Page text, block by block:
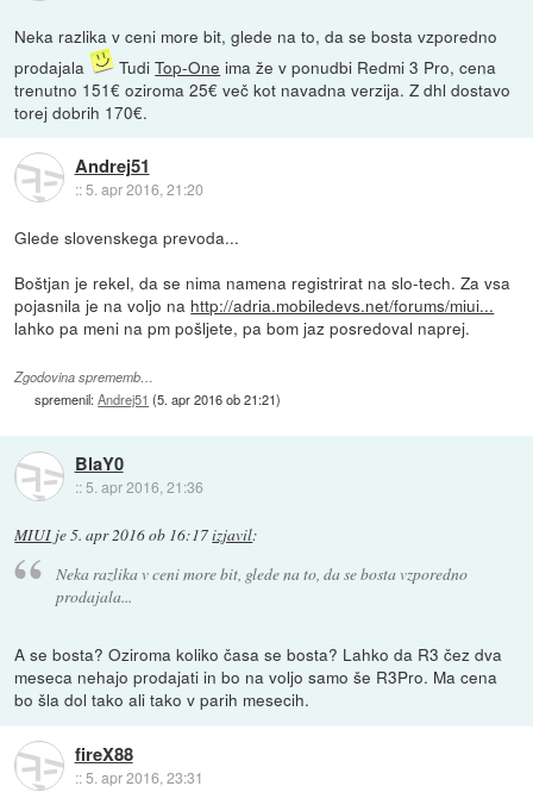
Neka razlika v ceni more bit, glede na to, da se bosta vzporedno
prodajala
TudiTop-One ima že v ponudbi Redmi 3 Pro, cena
trenutno 151€ oziroma 25€ več kot navadna verzija. Z dhl dostavo
torej dobrih 170€.
Andrej51
::5. apr 2016, 21:20
Glede slovenskega prevoda...
Boštjan je rekel, da se nima namena registrirat na slo-tech. Za vsa
pojasnila je na voljo na http://adria.mobiledevs.net/forums/miui...
lahko pa meni na pm pošljete, pa bom jaz posredoval naprej.
Zgodovina sprememb…
spremenil:Andrej51 (5. apr 2016 ob 21:21)
BlaY0
:: 5. apr 2016, 21:36
MIUI je5. apr 2016 ob 16:17izjavil:
Neka razlika v ceni more bit, glede na to, da se bosta vzporedno
prodajala...
A se bosta? Oziroma koliko časa se bosta? Lahko da R3 čez dva
meseca nehajo prodajati in bo na voljo samo še R3Pro. Ma cena
bo šla dol tako ali tako v parih mesecih.
fireX88
::5. apr 2016, 23:31